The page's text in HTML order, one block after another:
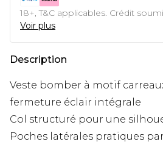
18+, T&C applicables. Crédit
Voir plus
Description
Veste bomber à motif
fermeture éclair intégrale
Col structuré pour une
Poches latérales pratiques